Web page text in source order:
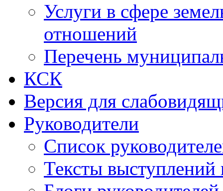
Услуги в сфере
отношений
Перечень
КСК
Версия для
Руководители
Список
Тексты выступлений